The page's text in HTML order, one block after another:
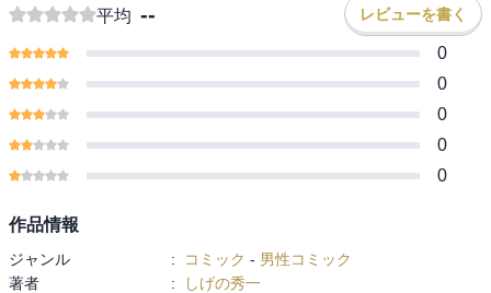
平均 -- レビューを書く
0
0
0
0
0
作品情報
ジャンル : コミック - 男性コミック
著者
:
しげの秀一